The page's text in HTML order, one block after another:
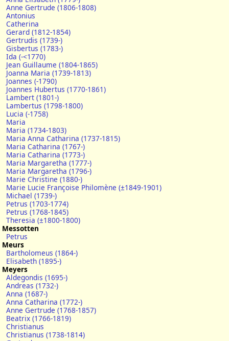
Anne Gertrude (1806-1808)
Antonius
Catherina
Gerard (1812-1854)
Gertrudis (1739-)
Gisbertus (1783-)
Ida (-<1770)
Jean Guillaume (1804-1865)
Joanna Maria (1739-1813)
Joannes (-1790)
Joannes Hubertus (1770-1861)
Lambert (1801-)
Lambertus (1798-1800)
Lucia (-1758)
Maria
Maria (1734-1803)
Maria Anna Catharina (1737-1815)
Maria Catharina (1767-)
Maria Catharina (1773-)
Maria Margaretha (1777-)
Maria Margaretha (1796-)
Marie Christine (1880-)
Marie Lucie Françoise Philomène (±1849-1901)
Michael (1739-)
Petrus (1703-1774)
Petrus (1768-1845)
Theresia (±1800-1800)
Messotten
Petrus
Meurs
Bartholomeus (1864-)
Elisabeth (1895-)
Meyers
Aldegondis (1695-)
Andreas (1732-)
Anna (1687-)
Anna Catharina (1772-)
Anne Gertrude (1768-1857)
Beatrix (1766-1819)
Christianus
Christianus (1738-1814)